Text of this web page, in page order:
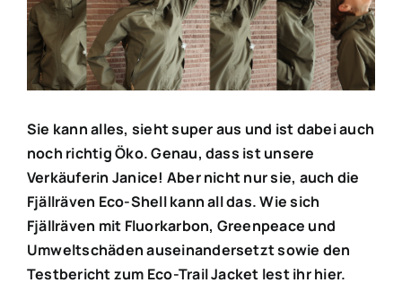
Bild
Sie kann alles, sieht super aus und ist dabei auch
noch richtig Öko. Genau, dass ist unsere
Verkäuferin Janice! Aber nicht nur sie, auch die
Fjällräven Eco-Shell kann all das. Wie sich
Fjällräven mit Fluorkarbon, Greenpeace und
Umweltschäden auseinandersetzt sowie den
Testbericht zum Eco-Trail Jacket lest ihr hier.